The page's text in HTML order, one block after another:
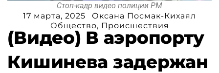
Стоп-кадр видео полиции РМ
17 марта, 2025
Оксана Посмак-Кихаял
Общество, Происшествия
(Видео) В аэропорту
Кишинева задержан